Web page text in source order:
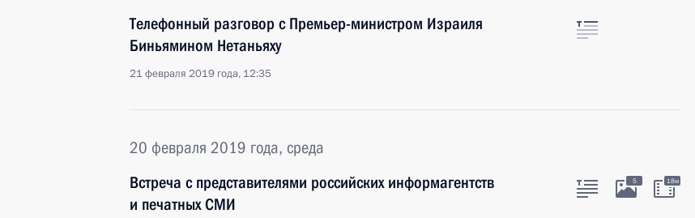
Телефонный разговор с Премьер-министром Израиля
Биньямином Нетаньяху
21 февраля 2019 года, 12:35
20 февраля 2019 года, среда
Встреча с представителями российских информагентств
и печатных СМИ
5 18м